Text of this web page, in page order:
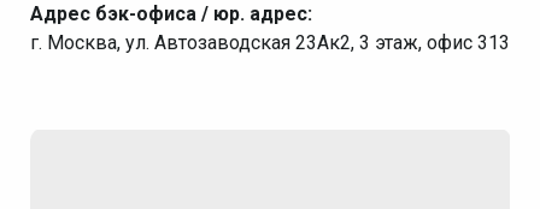
Адрес бэк-офиса / юр. адрес:
г. Москва, ул. Автозаводская 23Ак2, 3 этаж, офис 313